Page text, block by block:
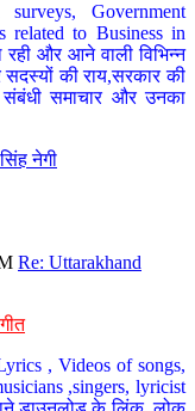
Government
related to Business in
और आने वाली विभिन्न
की राय,सरकार की
संबंधी समाचार और उनका
नेगी
Re: Uttarakhand
, Videos of songs,
,singers, lyricist